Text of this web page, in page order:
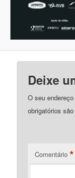
Deixe
O seu
obrigatórios
Comentário *